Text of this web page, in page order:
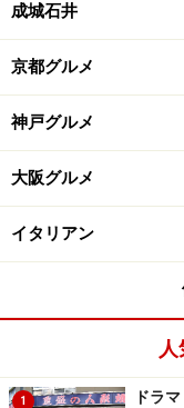
成城石井
京都グルメ
神戸グルメ
大阪グルメ
イタリアン
1 ドラ